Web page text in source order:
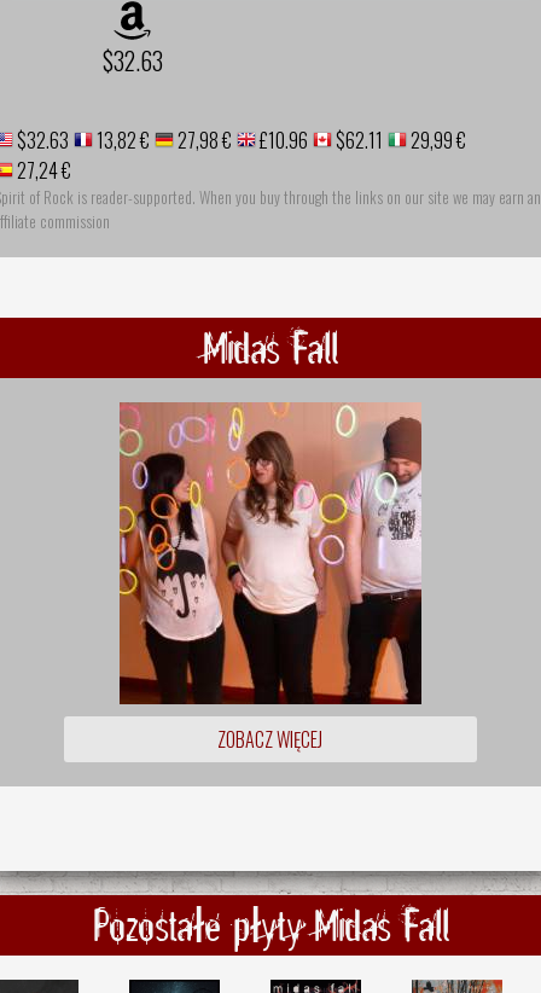
$32.63
$32.63 13,82 € 27,98 € £10.96 $62.11
29,99 €
27,24 €
of Rock is reader-supported. When you buy through the links on our site we may earn an
commission
Midas Fall
ZOBACZ WIĘCEJ
Pozostałe płyty Midas Fall